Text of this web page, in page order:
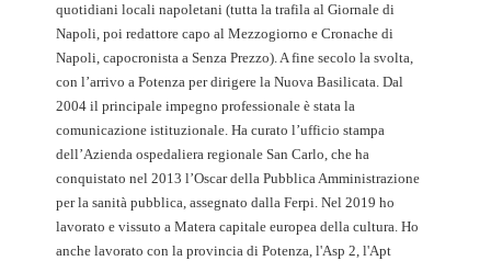
quotidiani locali napoletani (tutta la trafila al Giornale di
Napoli, poi redattore capo al Mezzogiorno e Cronache di
Napoli, capocronista a Senza Prezzo). A fine secolo la svolta,
con l’arrivo a Potenza per dirigere la Nuova Basilicata. Dal
2004 il principale impegno professionale è stata la
comunicazione istituzionale. Ha curato l’ufficio stampa
dell’Azienda ospedaliera regionale San Carlo, che ha
conquistato nel 2013 l’Oscar della Pubblica Amministrazione
per la sanità pubblica, assegnato dalla Ferpi. Nel 2019 ho
lavorato e vissuto a Matera capitale europea della cultura. Ho
anche lavorato con la provincia di Potenza, l'Asp 2, l'Apt